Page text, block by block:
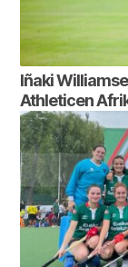
Iñaki
Athleticen